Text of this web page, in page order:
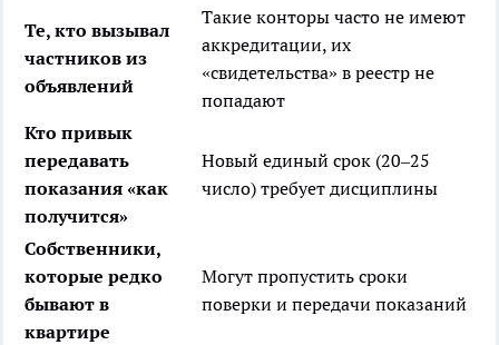
Те, кто вызывал
частников из
объявлений
Такие конторы часто не имеют
аккредитации, их
«свидетельства» в реестр не
попадают
Кто привык
передавать
показания «как
получится»
Новый единый срок (20–25
число) требует дисциплины
Собственники,
которые редко
бывают в
квартире
Могут пропустить сроки
поверки и передачи показаний